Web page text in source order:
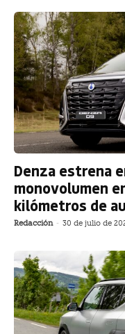
Denza estrena
monovolumen
kilómetros de
Redacción - 30 de julio de